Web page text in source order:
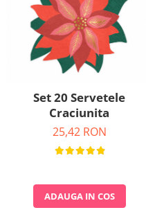
Set 20 Servetele
Craciunita
25,42 RON
ADAUGA IN COS